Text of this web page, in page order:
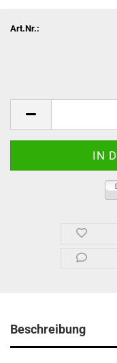
Art.Nr.:
Beschreibung